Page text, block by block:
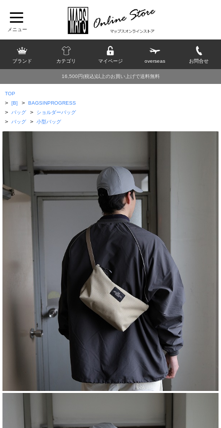
ブランド カテゴリ マイページ overseas お問合せ
16,500円(税込)以上のお買い上げで送料無料
TOP
> [B] > BAGSINPROGRESS
> バッグ > ショルダーバッグ
> バッグ > 小型バッグ